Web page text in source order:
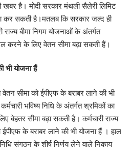
खबर है। मोदी सरकार मंथली सैलेरी लिमिट
कर सकती है।मतलब कि सरकार जल्द ही
राज्य बीमा निगम योजनाओं के अंतर्गत
करने के लिए वेतन सीमा बढ़ा सकती हैं।
भी योजना हैं
वेतन सीमा को ईपीएफ के बराबर लाने की भी
भविष्य निधि के अंतर्गत श्रमिकों का
बेहतर सीमा बढ़ा सकती है। कर्मचारी राज्य
के बराबर लाने की भी योजना हैं । हाल
संगठन के शीर्ष निर्णय लेने वाले निकाय